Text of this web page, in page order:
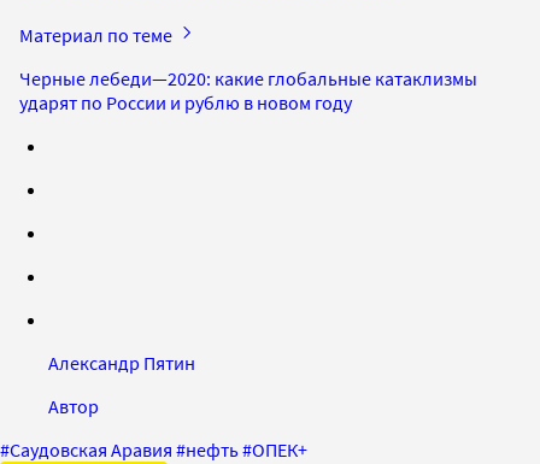
Материал по теме
Черные лебеди—2020: какие глобальные катаклизмы
ударят по России и рублю в новом году
Александр Пятин
Автор
#Саудовская Аравия #нефть#ОПЕК+